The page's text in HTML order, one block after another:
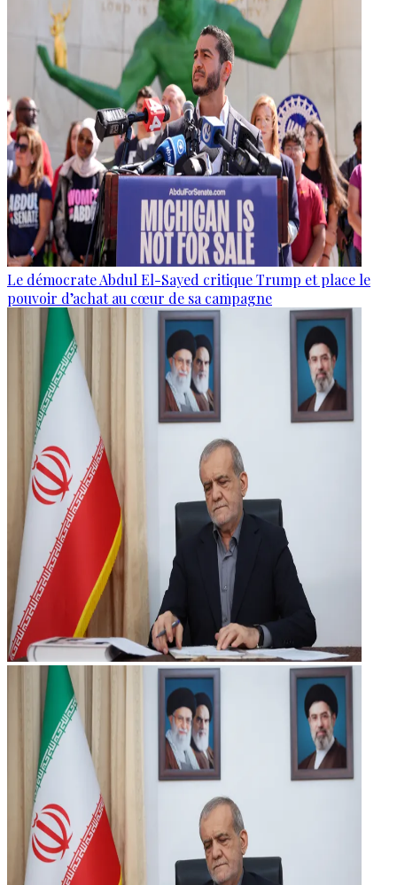
Le démocrate Abdul El-Sayed critique Trump et place le
pouvoir d’achat au cœur de sa campagne